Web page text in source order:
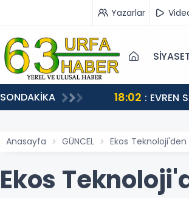
Yazarlar
SONDAKİKA 18:02 : EVREN
Anasayfa GÜNCEL Ekos
Ekos